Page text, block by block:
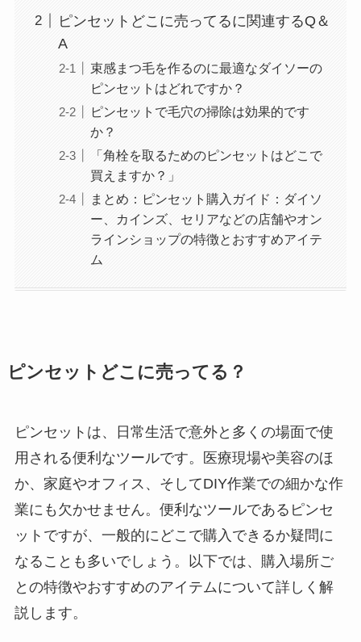
ピンセットどこに売ってるに関連するQ＆
A
束感まつ毛を作るのに最適なダイソーの
ピンセットはどれですか？
ピンセットで毛穴の掃除は効果的です
か？
「角栓を取るためのピンセットはどこで
買えますか？」
まとめ：ピンセット購入ガイド：ダイソ
ー、カインズ、セリアなどの店舗やオン
ラインショップの特徴とおすすめアイテ
ム
ピンセットどこに売ってる？
ピンセットは、日常生活で意外と多くの場面で使
用される便利なツールです。医療現場や美容のほ
か、家庭やオフィス、そしてDIY作業での細かな作
業にも欠かせません。便利なツールであるピンセ
ットですが、一般的にどこで購入できるか疑問に
なることも多いでしょう。以下では、購入場所ご
との特徴やおすすめのアイテムについて詳しく解
説します。